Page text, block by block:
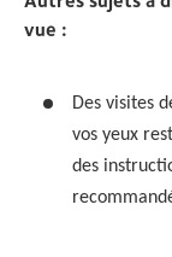
vue :
Des visites
vos yeux
des